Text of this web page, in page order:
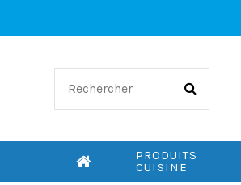
PRODUITS
CUISINE